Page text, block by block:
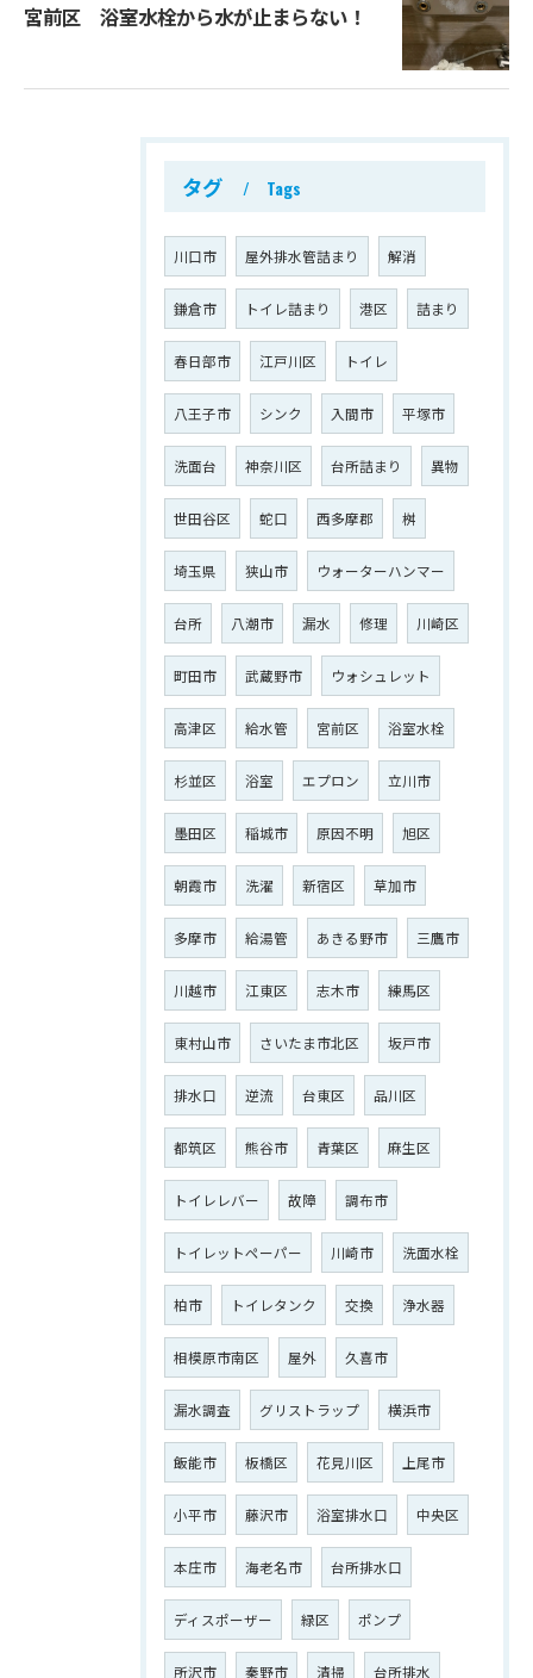
宮前区 浴室水栓から水が止まらない！
タグ Tags
川口市 屋外排水管詰まり 解消
鎌倉市 トイレ詰まり 港区 詰まり
春日部市 江戸川区 トイレ
八王子市 シンク 入間市 平塚市
洗面台 神奈川区 台所詰まり 異物
世田谷区 蛇口 西多摩郡 桝
埼玉県 狭山市 ウォーターハンマー
台所 八潮市 漏水 修理 川崎区
町田市 武蔵野市 ウォシュレット
高津区 給水管 宮前区 浴室水栓
杉並区 浴室 エプロン 立川市
墨田区 稲城市 原因不明 旭区
朝霞市 洗濯 新宿区 草加市
多摩市 給湯管 あきる野市 三鷹市
川越市 江東区 志木市 練馬区
東村山市 さいたま市北区 坂戸市
排水口 逆流 台東区 品川区
都筑区 熊谷市 青葉区 麻生区
トイレレバー 故障 調布市
トイレットペーパー 川崎市 洗面水栓
柏市 トイレタンク 交換 浄水器
相模原市南区 屋外 久喜市
漏水調査 グリストラップ 横浜市
飯能市 板橋区 花見川区 上尾市
小平市 藤沢市 浴室排水口 中央区
本庄市 海老名市 台所排水口
ディスポーザー 緑区 ポンプ
所沢市 秦野市 清掃 台所排水